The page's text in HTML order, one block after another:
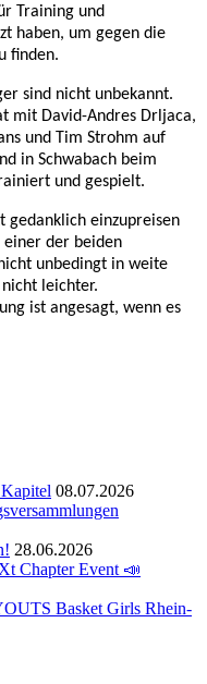
Training und
haben, um gegen die
finden.
sind nicht unbekannt.
mit David-Andres Drljaca,
und Tim Strohm auf
in Schwabach beim
und gespielt.
gedanklich einzupreisen
einer der beiden
unbedingt in weite
leichter.
ist angesagt, wenn es
08.07.2026
28.06.2026
Chapter Event 📣
Basket Girls Rhein-